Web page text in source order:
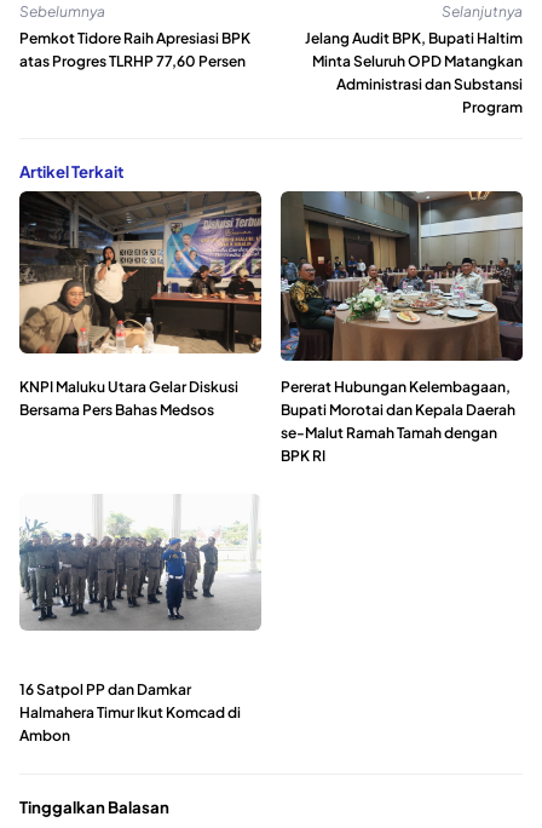
Sebelumnya
Pemkot Tidore Raih Apresiasi BPK
atas Progres TLRHP 77,60 Persen
Selanjutnya
Jelang Audit BPK, Bupati Haltim
Minta Seluruh OPD Matangkan
Administrasi dan Substansi
Program
Artikel Terkait
KNPI Maluku Utara Gelar Diskusi
Bersama Pers Bahas Medsos
Pererat Hubungan Kelembagaan,
Bupati Morotai dan Kepala Daerah
se-Malut Ramah Tamah dengan
BPK RI
16 Satpol PP dan Damkar
Halmahera Timur Ikut Komcad di
Ambon
Tinggalkan Balasan